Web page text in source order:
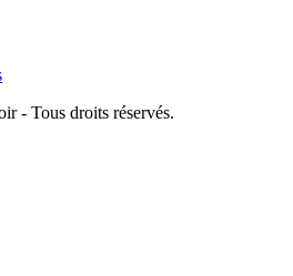
- Tous droits réservés.